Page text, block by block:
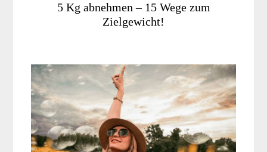
5 Kg abnehmen – 15 Wege zum
Zielgewicht!